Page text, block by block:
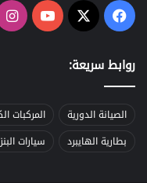
فيسبوك
‫X
روابط سريعة:
الصيانة الدورية المركبات
بطارية الهايبرد
سيارات